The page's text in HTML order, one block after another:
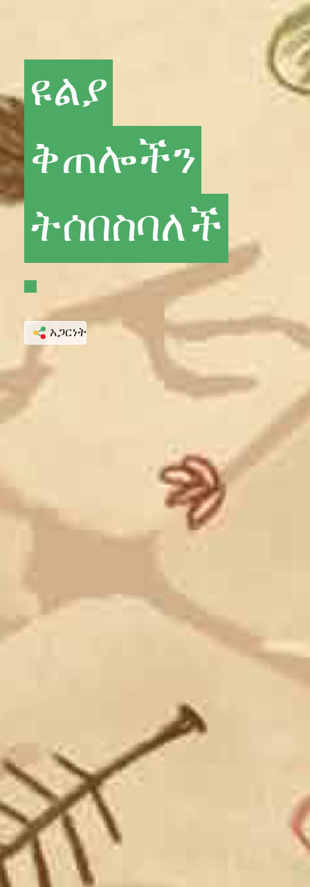
ዩልያ
ቅጠሎችን
ትሰበስባለች
አጋርነት